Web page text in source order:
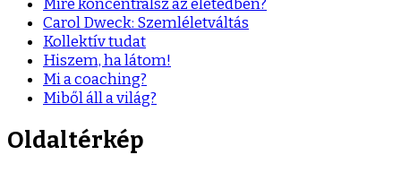
Mire koncentrálsz az életedben?
Carol Dweck: Szemléletváltás
Kollektív tudat
Hiszem, ha látom!
Mi a coaching?
Miből áll a világ?
Oldaltérkép